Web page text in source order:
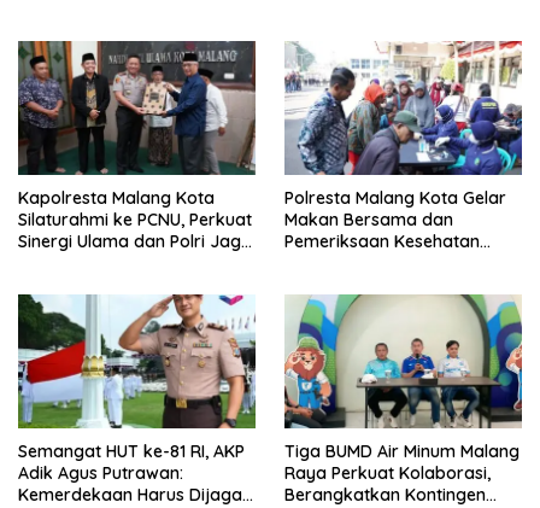
Kapolresta Malang Kota
Silaturahmi ke PCNU, Perkuat
Sinergi Ulama dan Polri Jaga
Polresta Malang Kota Gelar
Makan Bersama dan
Pemeriksaan Kesehatan
Semangat HUT ke-81 RI, AKP
Adik Agus Putrawan:
Kemerdekaan Harus Dijaga
Tiga BUMD Air Minum Malang
Raya Perkuat Kolaborasi,
Berangkatkan Kontingen